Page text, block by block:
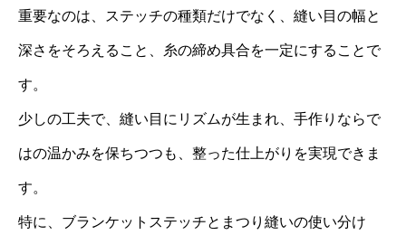
重要なのは、ステッチの種類だけでなく、縫い目の幅と
深さをそろえること、糸の締め具合を一定にすることで
す。
少しの工夫で、縫い目にリズムが生まれ、手作りならで
はの温かみを保ちつつも、整った仕上がりを実現できま
す。
特に、ブランケットステッチとまつり縫いの使い分け